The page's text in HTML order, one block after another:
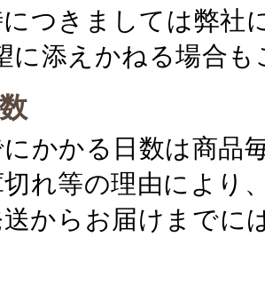
つきましては弊社
に添えかねる場合
かかる日数は商品
れ等の理由により
からお届けまでに